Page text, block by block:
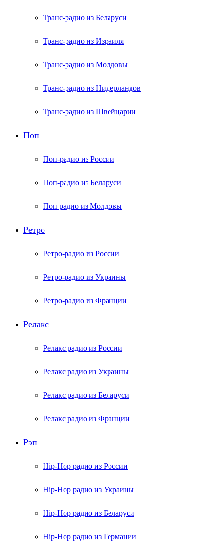
Транс-радио из Беларуси
Транс-радио из Израиля
Транс-радио из Молдовы
Транс-радио из Нидерландов
Транс-радио из Швейцарии
Поп
Поп-радио из России
Поп-радио из Беларуси
Поп радио из Молдовы
Ретро
Ретро-радио из России
Ретро-радио из Украины
Ретро-радио из Франции
Релакс
Релакс радио из России
Релакс радио из Украины
Релакс радио из Беларуси
Релакс радио из Франции
Рэп
Hip-Hop радио из России
Hip-Hop радио из Украины
Hip-Hop радио из Беларуси
Hip-Hop радио из Германии